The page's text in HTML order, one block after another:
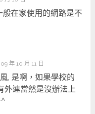
般在家使用的網路是不
年 10 月 11 日
, 是啊，如果學校的
外連當然是沒辦法上